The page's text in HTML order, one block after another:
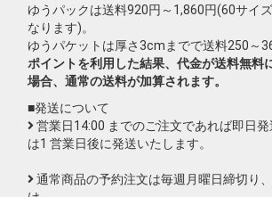
ゆうパックは送料920円～1,860円(60サイ
なります)。
ゆうパケットは厚さ3cmまでで送料250～
ポイントを利用した結果、代金が送料無料
場合、通常の送料が加算されます。
■発送について
営業日14:00 までのご注文であれば即日
は1 営業日後に発送いたします。
通常商品の予約注文は毎週月曜日締切り